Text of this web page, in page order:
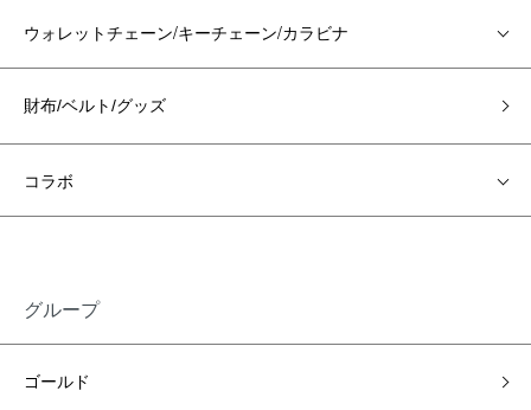
ウォレットチェーン/キーチェーン/カラビナ
財布/ベルト/グッズ
コラボ
グループ
ゴールド